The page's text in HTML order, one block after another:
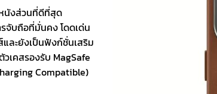
นังส่วนที่ดีที่สุด
จับถือที่มั่นคง โดดเด่น
ละยังเป็นฟังก์ชั่นเสริม
เคสรองรับ MagSafe
Compatible)